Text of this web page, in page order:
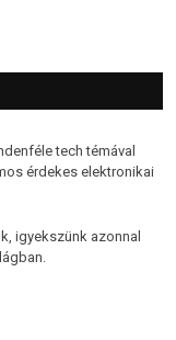
tech témával
érdekes elektronikai
igyekszünk azonnal